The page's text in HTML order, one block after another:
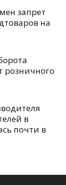
запрет
на
розничного
в
почти в